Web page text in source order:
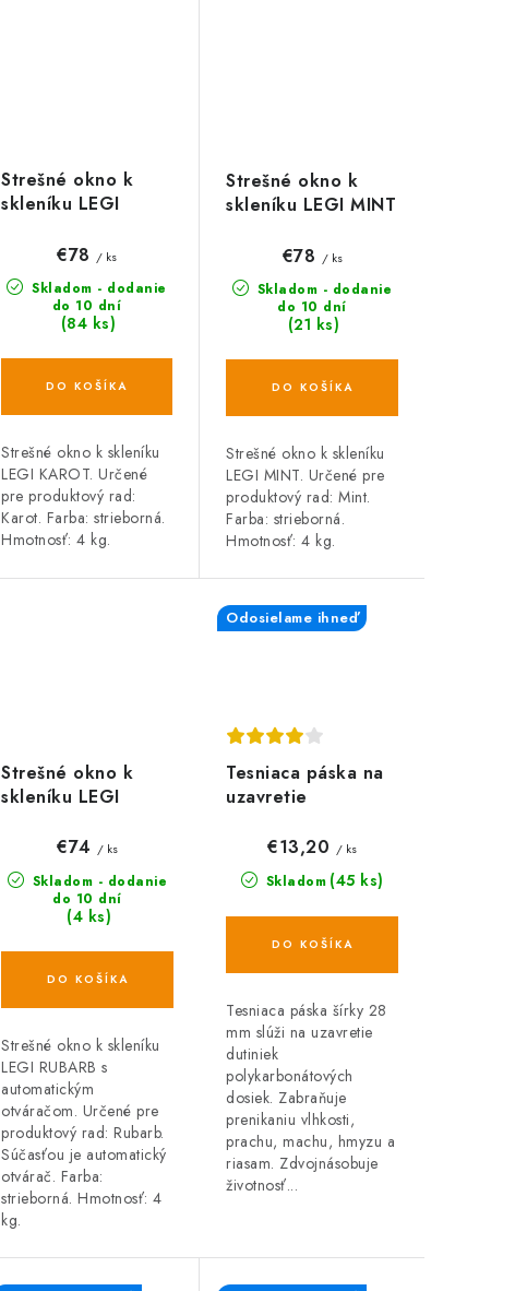
Strešné okno k
skleníku LEGI
Skladom - dodanie
do 10 dní
(84 ks)
€78 / ks
DO KOŠÍKA
Strešné okno k skleníku
LEGI KAROT. Určené
pre produktový rad:
Karot. Farba: strieborná.
Hmotnosť: 4 kg.
Strešné okno k
skleníku LEGI MINT
Skladom - dodanie
do 10 dní
(21 ks)
€78 / ks
DO KOŠÍKA
Strešné okno k skleníku
LEGI MINT. Určené pre
produktový rad: Mint.
Farba: strieborná.
Hmotnosť: 4 kg.
Strešné okno k
skleníku LEGI
automatickým
otváračom
Skladom - dodanie
do 10 dní
(4 ks)
€74 / ks
DO KOŠÍKA
Strešné okno k skleníku
LEGI RUBARB s
automatickým
otváračom. Určené pre
produktový rad: Rubarb.
Súčasťou je automatický
otvárač. Farba:
strieborná. Hmotnosť: 4
kg.
Tesniaca páska na
uzavretie
Odosielame ihneď
Skladom (45 ks)
€13,20 / ks
DO KOŠÍKA
Tesniaca páska šírky 28
mm slúži na uzavretie
dutiniek
polykarbonátových
dosiek. Zabraňuje
prenikaniu vlhkosti,
prachu, machu, hmyzu a
riasam. Zdvojnásobuje
životnosť...